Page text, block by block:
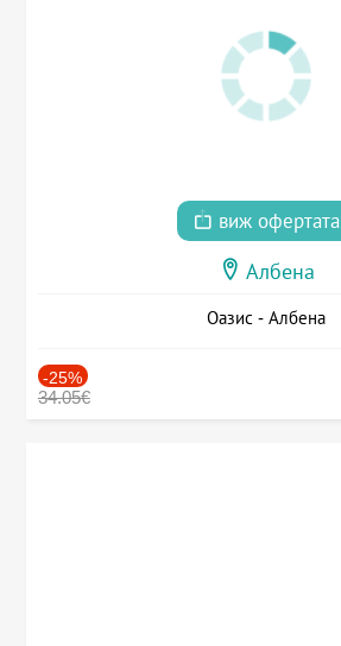
виж офертата
Албена
Оазис - Албена
-25%
34.05€